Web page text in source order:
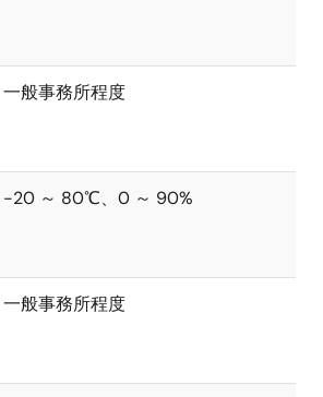
一般事務所程度
-20 ～ 80℃、0 ～ 90%
一般事務所程度